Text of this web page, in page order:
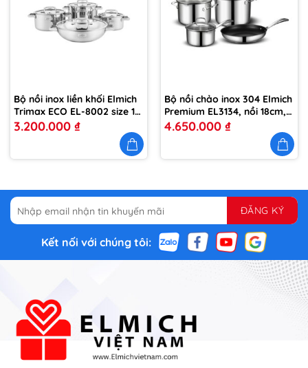
thích
Bộ nồi inox liền khối Elmich
Trimax ECO EL-8002 size 16,
20, 22, lẩu xào 28cm
3.200.000 ₫
thích
Bộ nồi chảo inox 304 Elmich
Premium EL3134, nồi 18cm,
20cm, nồi hấp 24cm, chảo
4.650.000 ₫
Kết nối với chúng tôi: